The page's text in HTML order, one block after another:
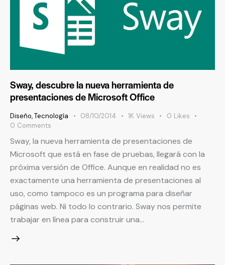
Sway, descubre la nueva herramienta de
presentaciones de Microsoft Office
Diseño,Tecnología 08/10/2014 1K Views 0 Likes
0 Comments
Sway, la nueva herramienta de presentaciones de
Microsoft que está en fase de pruebas, llegará con la
próxima versión de Office. Aunque en realidad no es
exactamente una herramienta de presentaciones al
uso, como tampoco es un programa para diseñar
páginas web. Ni todo lo contrario. Sway nos permite
trabajar en línea para construir una…